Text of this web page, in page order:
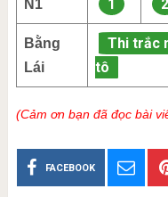
N1 1 2
Bằng
Lái
Thi trắc
tô
(Cảm ơn bạn đã đọc bài
FACEBOOK